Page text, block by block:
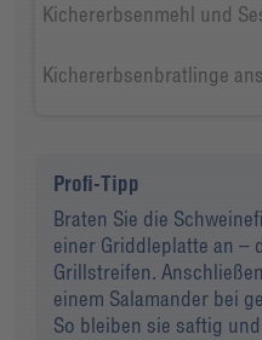
Kichererbsenmehl und
Kichererbsenbratlinge
Profi-Tipp
Braten Sie die
einer Griddleplatte an –
Grillstreifen.
einem Salamander bei
So bleiben sie saftig